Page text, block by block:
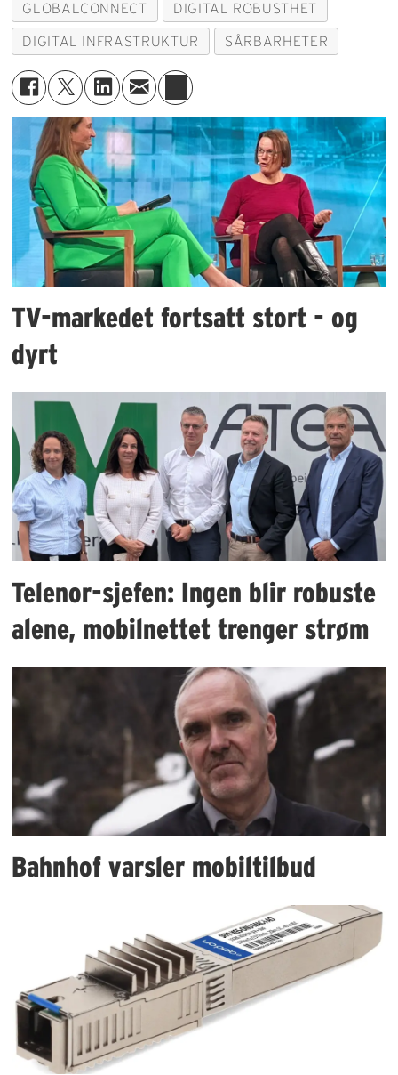
GLOBALCONNECT DIGITAL ROBUSTHET
DIGITAL INFRASTRUKTUR SÅRBARHETER
TV-markedet fortsatt stort - og
dyrt
Telenor-sjefen: Ingen blir robuste
alene, mobilnettet trenger strøm
Bahnhof varsler mobiltilbud